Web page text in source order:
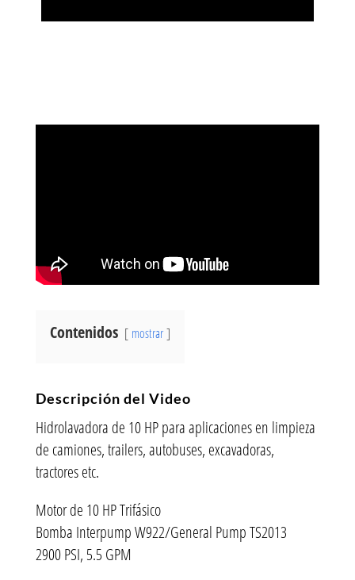
Contenidos mostrar
Descripción del Video
Hidrolavadora de 10 HP para aplicaciones en limpieza
de camiones, trailers, autobuses, excavadoras,
tractores etc.
Motor de 10 HP Trifásico
Bomba Interpump W922/General Pump TS2013
2900 PSI, 5.5 GPM